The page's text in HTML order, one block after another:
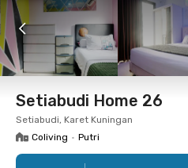
7 Agt 26 - Belum tahu
Foto Fasilitas bersama
Setiabudi Home 26
Setiabudi, Karet Kuningan
Coliving • Putri